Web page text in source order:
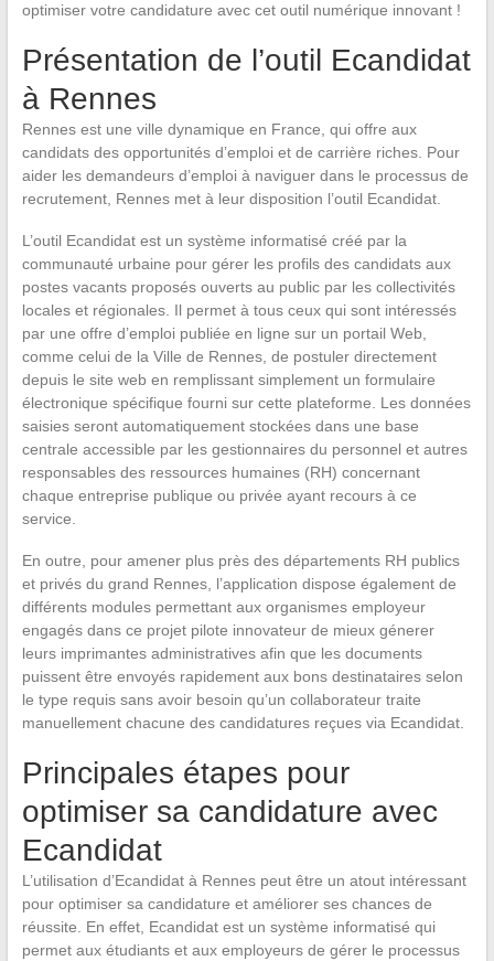
optimiser votre candidature avec cet outil numérique innovant !
Présentation de l’outil Ecandidat
à Rennes
Rennes est une ville dynamique en France, qui offre aux
candidats des opportunités d’emploi et de carrière riches. Pour
aider les demandeurs d’emploi à naviguer dans le processus de
recrutement, Rennes met à leur disposition l’outil Ecandidat.
L’outil Ecandidat est un système informatisé créé par la
communauté urbaine pour gérer les profils des candidats aux
postes vacants proposés ouverts au public par les collectivités
locales et régionales. Il permet à tous ceux qui sont intéressés
par une offre d’emploi publiée en ligne sur un portail Web,
comme celui de la Ville de Rennes, de postuler directement
depuis le site web en remplissant simplement un formulaire
électronique spécifique fourni sur cette plateforme. Les données
saisies seront automatiquement stockées dans une base
centrale accessible par les gestionnaires du personnel et autres
responsables des ressources humaines (RH) concernant
chaque entreprise publique ou privée ayant recours à ce
service.
En outre, pour amener plus près des départements RH publics
et privés du grand Rennes, l’application dispose également de
différents modules permettant aux organismes employeur
engagés dans ce projet pilote innovateur de mieux génerer
leurs imprimantes administratives afin que les documents
puissent être envoyés rapidement aux bons destinataires selon
le type requis sans avoir besoin qu’un collaborateur traite
manuellement chacune des candidatures reçues via Ecandidat.
Principales étapes pour
optimiser sa candidature avec
Ecandidat
L’utilisation d’Ecandidat à Rennes peut être un atout intéressant
pour optimiser sa candidature et améliorer ses chances de
réussite. En effet, Ecandidat est un système informatisé qui
permet aux étudiants et aux employeurs de gérer le processus